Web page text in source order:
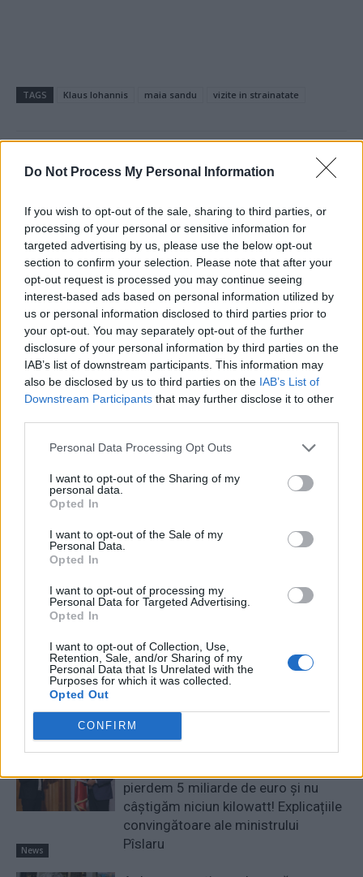
Do Not Process My Personal Information
If you wish to opt-out of the sale, sharing to third parties, or
processing of your personal or sensitive information for
targeted advertising by us, please use the below opt-out
section to confirm your selection. Please note that after your
opt-out request is processed you may continue seeing
interest-based ads based on personal information utilized by
us or personal information disclosed to third parties prior to
your opt-out. You may separately opt-out of the further
disclosure of your personal information by third parties on the
IAB’s list of downstream participants. This information may
also be disclosed by us to third parties on the IAB’s List of
Downstream Participants that may further disclose it to other
Personal Data Processing Opt Outs
I want to opt-out of the Sharing of my
personal data.
Opted In
I want to opt-out of the Sale of my
Personal Data.
Opted In
I want to opt-out of processing my
Personal Data for Targeted Advertising.
Opted In
I want to opt-out of Collection, Use,
Retention, Sale, and/or Sharing of my
Personal Data that Is Unrelated with the
Purposes for which it was collected.
Opted Out
CONFIRM
TAGS Klaus Iohannis maia sandu vizite in strainatate
Articolul precedent
7 motive pentru a apela la
ajutorul unei firme de
curățenie birouri
Articolul următor
A căzut primul cap din Mafia
TVR Sport. Oprean, bișnițarul
de bilete, și-a dat demisia ca
să scape de cercetarea
disciplinară, dar nu poate
scăpa de ancheta penală.
Panică printre complicii săi:
oare îi va „turna”?!
Redacţia
RELATED ARTICLES
Comisia Europeană, după ororile
comise de PSD-AUR: ”Vom analiza
cu atenție modificările aduse legii.
financiare”
News
Sabotaj grav al PNRR, de către
pierdem 5 miliarde de euro și nu
câștigăm niciun kilowatt! Explicațiile
convingătoare ale ministrului
Pîslaru